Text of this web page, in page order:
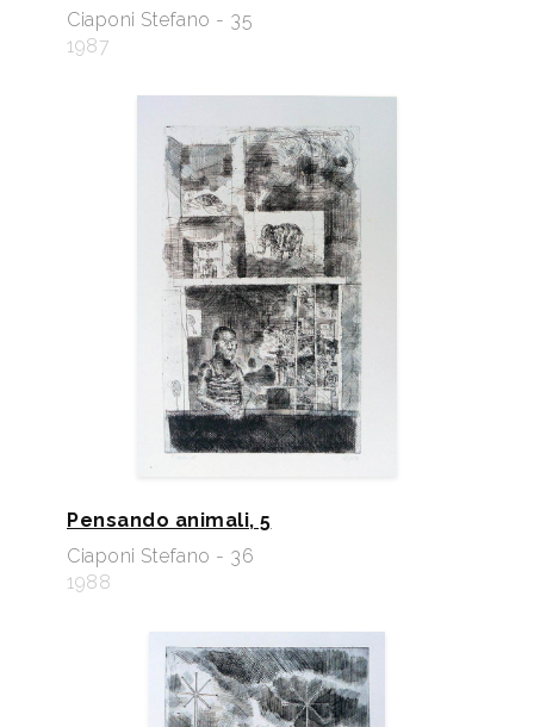
Ciaponi Stefano - 35
1987
Pensando animali, 5
Ciaponi Stefano - 36
1988